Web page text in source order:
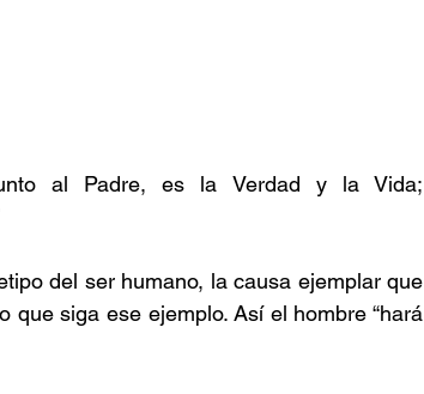
al Padre, es la Verdad y la Vida;
del ser humano, la causa ejemplar que
que siga ese ejemplo. Así el hombre “hará